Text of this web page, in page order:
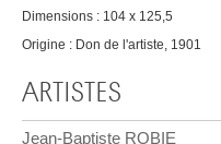
Dimensions : 104 x 125,5
Origine : Don de l'artiste, 1901
ARTISTES
Jean-Baptiste ROBIE